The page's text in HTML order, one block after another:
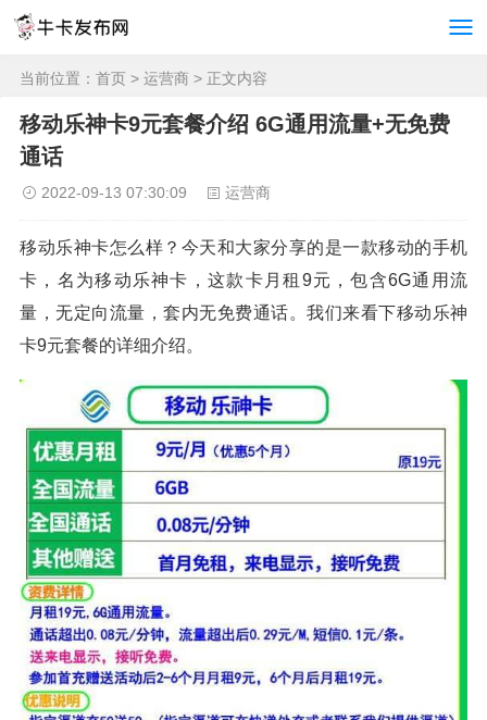
当前位置： 首页 > 运营商 > 正文内容
移动乐神卡9元套餐介绍 6G通用流量+无免费
通话
2022-09-13 07:30:09 运营商
移动乐神卡怎么样？今天和大家分享的是一款移动的手机
卡，名为移动乐神卡，这款卡月租9元，包含6G通用流
量，无定向流量，套内无免费通话。我们来看下移动乐神
卡9元套餐的详细介绍。